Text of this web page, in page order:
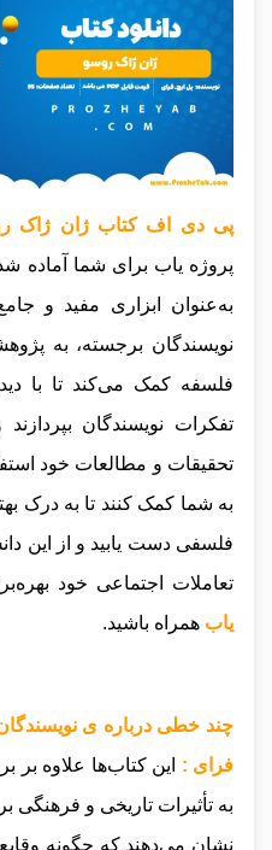
پی دی اف کتاب ژان ژاک
پروژه یاب برای شما آماده
به‌عنوان ابزاری مفید و
نویسندگان برجسته، به
فلسفه کمک می‌کند تا با
تفکرات نویسندگان
تحقیقات و مطالعات خود
به شما کمک کنند تا به درک
فلسفی دست یابید و از این
تعاملات اجتماعی خود
یاب همراه باشید.
چند خطی درباره ی
فرای :
این کتاب‌ها علاوه بر
به تأثیرات تاریخی و فرهنگی
نشان می‌دهند که چگونه